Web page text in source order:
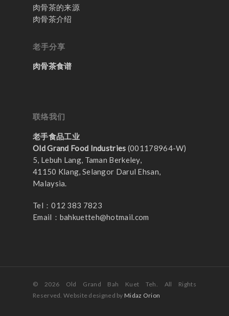
肉骨茶的来源
肉骨茶介绍
老手分享
肉骨茶食谱
联络我们
老手食品工业
Old Grand Food Industries (001178964-W)
5, Lebuh Lang, Taman Berkeley,
41150 Klang, Selangor Darul Ehsan,
Malaysia.
Tel：012 383 7823
Email： bahkuetteh@hotmail.com
© 2026 Old Grand Bah Kuet Teh. All Rights
Reserved. Website designed by Midaz Orion